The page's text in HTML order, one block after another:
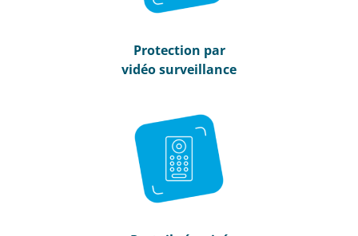
Protection par
vidéo surveillance